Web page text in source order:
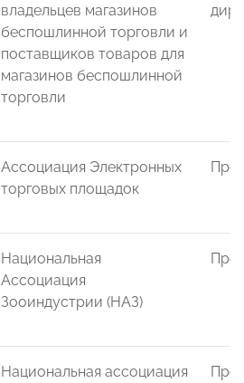
владельцев магазинов
беспошлинной торговли и
поставщиков товаров для
магазинов беспошлинной
торговли
Ассоциация Электронных
торговых площадок
Национальная
Ассоциация
Зооиндустрии (НАЗ)
Национальная ассоциация